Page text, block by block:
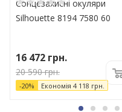
Сонцезахисні окуляри
Silhouette 8194 7580 60
16 472 грн.
20 590грн.
-20% Економія 4 118 грн.